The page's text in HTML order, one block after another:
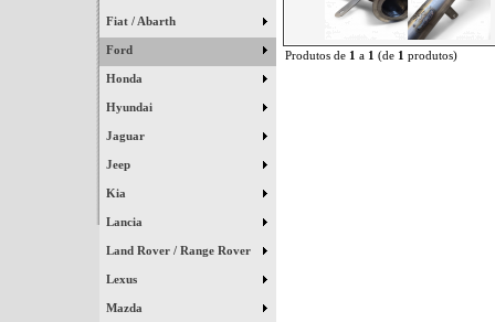
Fiat / Abarth
Ford
Honda
Hyundai
Jaguar
Jeep
Kia
Lancia
Land Rover / Range Rover
Lexus
Mazda
Produtos de 1 a 1 (de 1 produtos)